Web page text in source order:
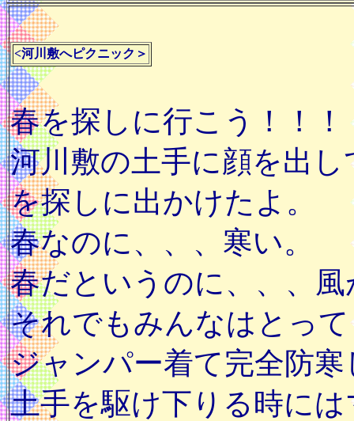
<河川敷へピクニック＞
春を探しに行こう！！！
河川敷の土手に顔を出
を探しに出かけたよ。
春なのに、、、寒い。
春だというのに、、、
それでもみんなはとっ
ジャンパー着て完全防
土手を駆け下りる時に